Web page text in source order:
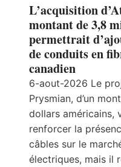
L’acquisition
montant de 3,8
permettrait
de conduits en
canadien
6-aout-2026 Le
Prysmian, d’un
dollars américains,
renforcer la
câbles sur le
électriques, mais il